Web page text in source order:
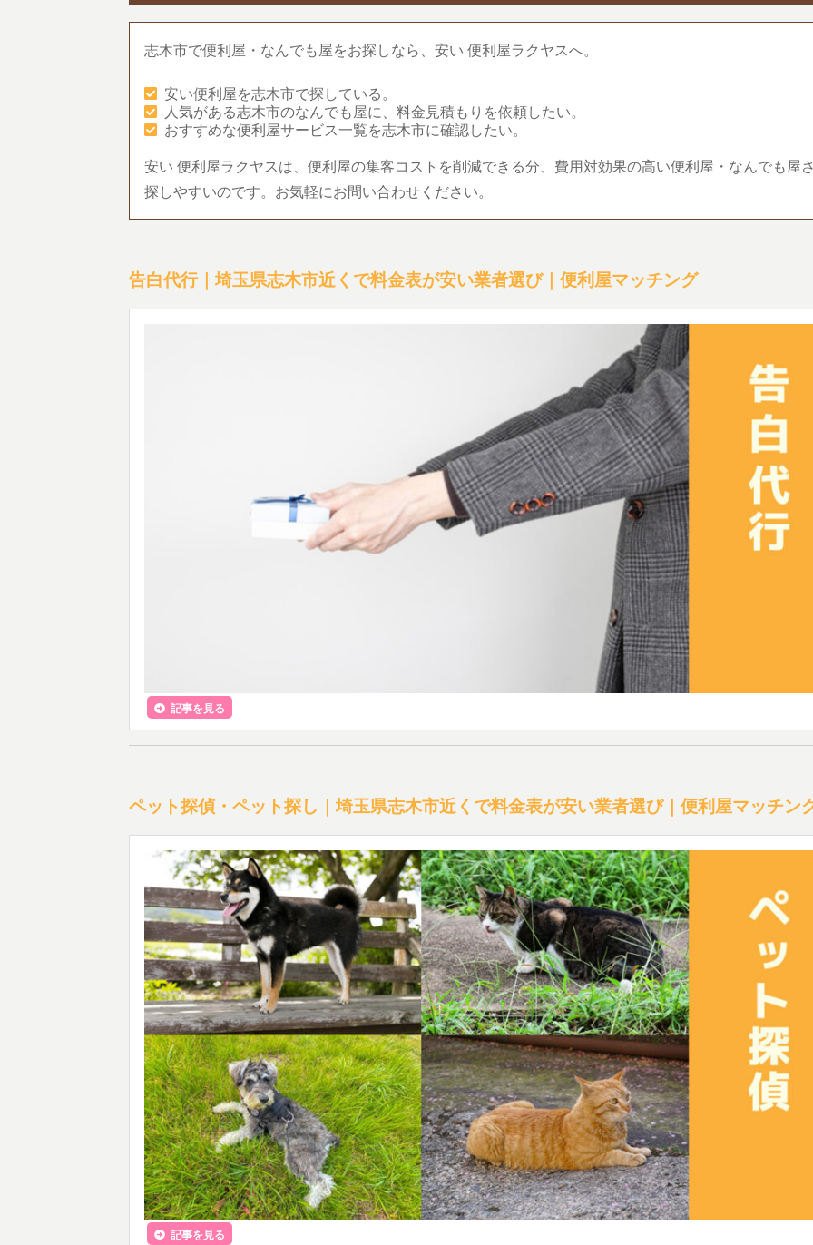
志木市で便利屋・なんでも屋をお探しなら、安い 便利屋ラクヤスへ。
安い便利屋を志木市で探している。
人気がある志木市のなんでも屋に、料金見積もりを依頼したい。
おすすめな便利屋サービス一覧を志木市に確認したい。
安い 便利屋ラクヤスは、便利屋の集客コストを削減できる分、費用対効果の高い便利屋・なんでも屋
探しやすいのです。お気軽にお問い合わせください。
告白代行｜埼玉県志木市近くで料金表が安い業者選び｜便利屋マッチング
記事を見る
ペット探偵・ペット探し｜埼玉県志木市近くで料金表が安い業者選び｜便利屋マッチン
記事を見る